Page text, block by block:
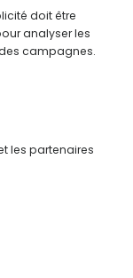
doit être
analyser les
campagnes.
les partenaires